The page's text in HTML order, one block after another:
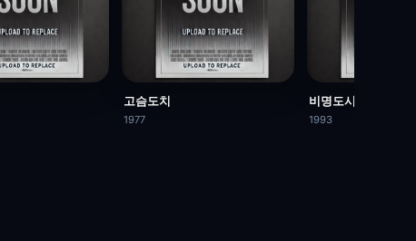
고슴도치
1977
비명도시
1993